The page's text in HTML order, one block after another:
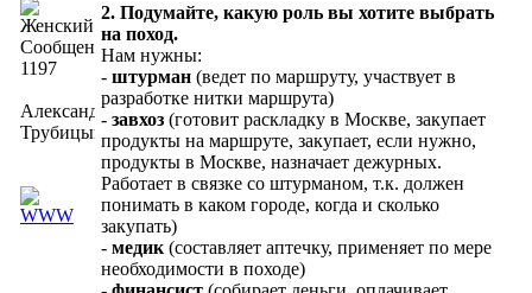
Сообщений:
1197
Александра
Трубицына
2. Подумайте, какую роль вы хотите выбрать
на поход.
Нам нужны:
- штурман (ведет по маршруту, участвует в
разработке нитки маршрута)
- завхоз (готовит раскладку в Москве, закупает
продукты на маршруте, закупает, если нужно,
продукты в Москве, назначает дежурных.
Работает в связке со штурманом, т.к. должен
понимать в каком городе, когда и сколько
закупать)
- медик (составляет аптечку, применяет по мере
необходимости в походе)